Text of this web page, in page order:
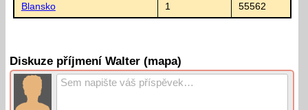
Blansko 1 55562
Diskuze příjmení Walter (mapa)